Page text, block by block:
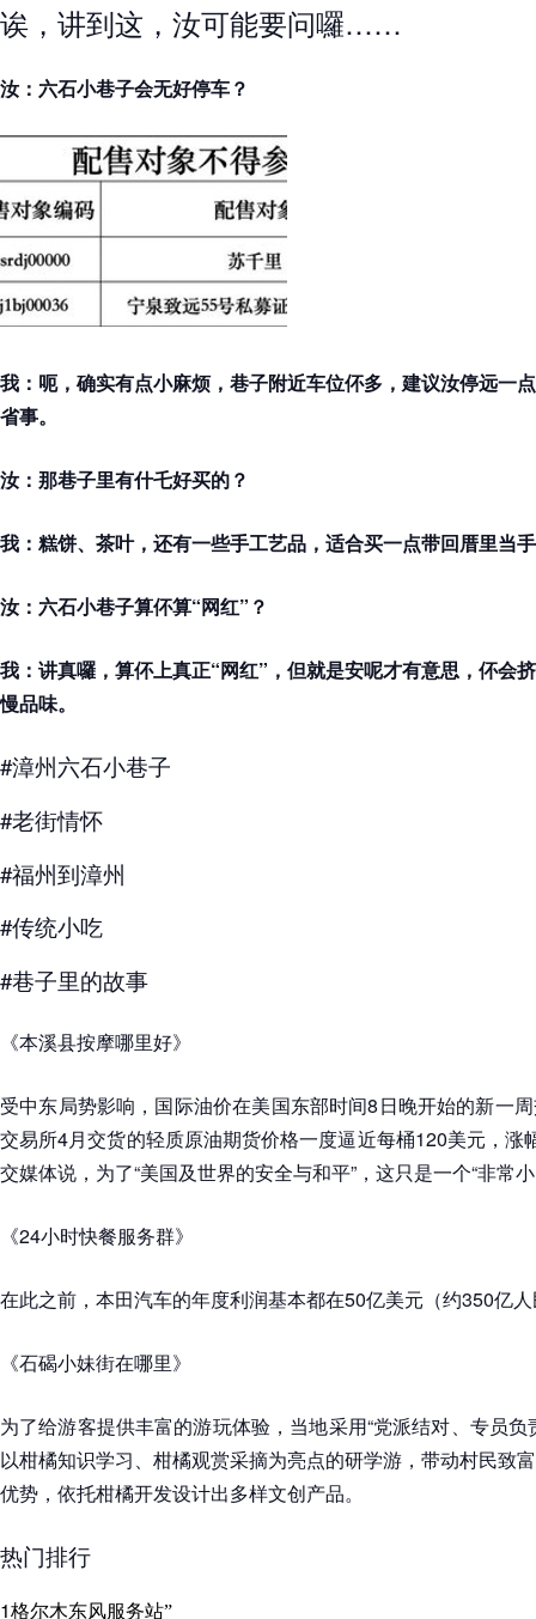
诶，讲到这，汝可能要问囉……
汝：六石小巷子会无好停车？
我：呃，确实有点小麻烦，巷子附近车位伓多，建议汝停远一
省事。
汝：那巷子里有什乇好买的？
我：糕饼、茶叶，还有一些手工艺品，适合买一点带回厝里当
汝：六石小巷子算伓算“网红”？
我：讲真囉，算伓上真正“网红”，但就是安呢才有意思，伓会
慢品味。
#漳州六石小巷子
#老街情怀
#福州到漳州
#传统小吃
#巷子里的故事
《本溪县按摩哪里好》
受中东局势影响，国际油价在美国东部时间8日晚开始的新一
交易所4月交货的轻质原油期货价格一度逼近每桶120美元，涨
交媒体说，为了“美国及世界的安全与和平”，这只是一个“非常
《24小时快餐服务群》
在此之前，本田汽车的年度利润基本都在50亿美元（约350亿
《石碣小妹街在哪里》
为了给游客提供丰富的游玩体验，当地采用“党派结对、专员
以柑橘知识学习、柑橘观赏采摘为亮点的研学游，带动村民致
优势，依托柑橘开发设计出多样文创产品。
热门排行
1格尔木东风服务站”